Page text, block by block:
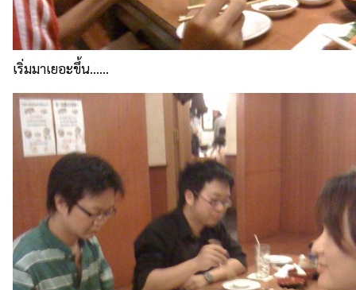
เริ่มมาเยอะขึ้น......